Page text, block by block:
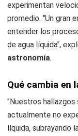
experimentan
promedio. "Un gran
entender los
de agua líquida",
astronomía.
Qué cambia en
"Nuestros hallazgos
actualmente no
líquida, subrayando